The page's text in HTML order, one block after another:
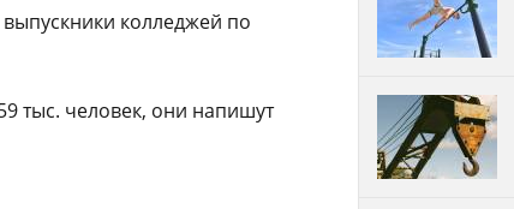
колледжей по
тыс. человек, они напишут